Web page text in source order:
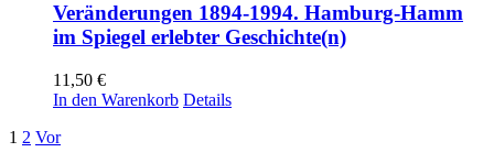
Veränderungen 1894-1994. Hamburg-Hamm
im Spiegel erlebter Geschichte(n)
11,50 €
In den Warenkorb Details
1 2 Vor